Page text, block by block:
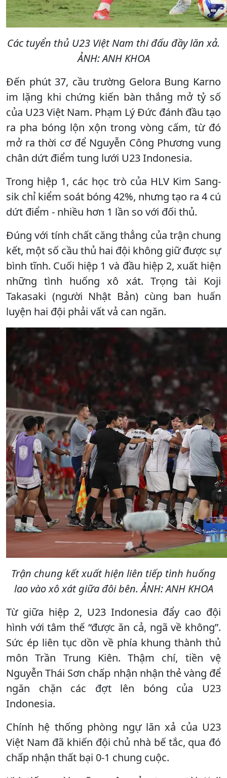
Các tuyển thủ U23 Việt Nam thi đấu đầy lăn xả.
ẢNH: ANH KHOA
Đến phút 37, cầu trường Gelora Bung Karno
im lặng khi chứng kiến bàn thắng mở tỷ số
của U23 Việt Nam. Phạm Lý Đức đánh đầu tạo
ra pha bóng lộn xộn trong vòng cấm, từ đó
mở ra thời cơ để Nguyễn Công Phương vung
chân dứt điểm tung lưới U23 Indonesia.
Trong hiệp 1, các học trò của HLV Kim Sang-
sik chỉ kiểm soát bóng 42%, nhưng tạo ra 4 cú
dứt điểm - nhiều hơn 1 lần so với đối thủ.
Đúng với tính chất căng thẳng của trận chung
kết, một số cầu thủ hai đội không giữ được sự
bình tĩnh. Cuối hiệp 1 và đầu hiệp 2, xuất hiện
những tình huống xô xát. Trọng tài Koji
Takasaki (người Nhật Bản) cùng ban huấn
luyện hai đội phải vất vả can ngăn.
Trận chung kết xuất hiện liên tiếp tình huống
lao vào xô xát giữa đôi bên. ẢNH: ANH KHOA
Từ giữa hiệp 2, U23 Indonesia đẩy cao đội
hình với tâm thế “được ăn cả, ngã về không”.
Sức ép liên tục dồn về phía khung thành thủ
môn Trần Trung Kiên. Thậm chí, tiền vệ
Nguyễn Thái Sơn chấp nhận nhận thẻ vàng để
ngăn chặn các đợt lên bóng của U23
Indonesia.
Chính hệ thống phòng ngự lăn xả của U23
Việt Nam đã khiến đội chủ nhà bế tắc, qua đó
chấp nhận thất bại 0-1 chung cuộc.